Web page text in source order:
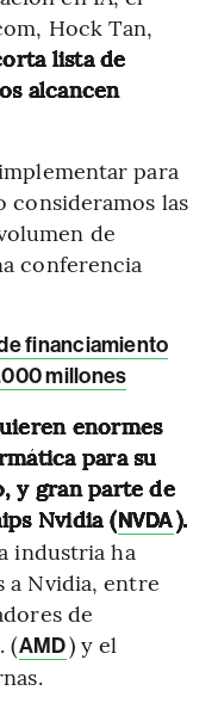
Hock Tan,
lista de
alcancen
para
las
de
conferencia
financiamiento
millones
enormes
para su
y gran parte de
Nvidia (NVDA).
industria ha
a Nvidia, entre
de
(AMD) y el